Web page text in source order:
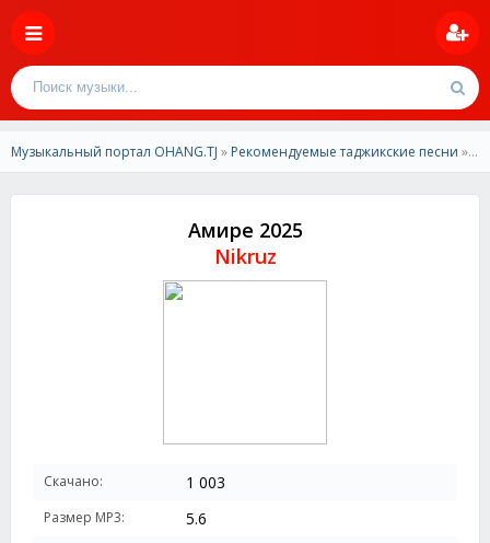
Музыкальный портал OHANG.TJ » Рекомендуемые таджикские песни » Nikruz - Амире 2025
Амире 2025
Nikruz
Скачано: 1 003
Размер MP3: 5.6